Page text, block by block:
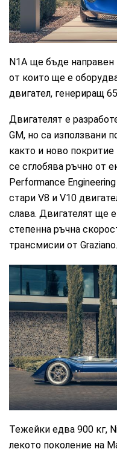
N1A ще бъде
от които ще е
двигател, генериращ
Двигателят е
GM, но са използвани
както и ново
се сглобява ръчно от
Performance
стари V8 и V10
слава. Двигателят ще
степенна ръчна
трансмисии от Graziano.
Тежейки едва 900 кг,
лекото поколение на